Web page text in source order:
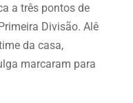
a três pontos de
Divisão. Alê
da casa,
marcaram para